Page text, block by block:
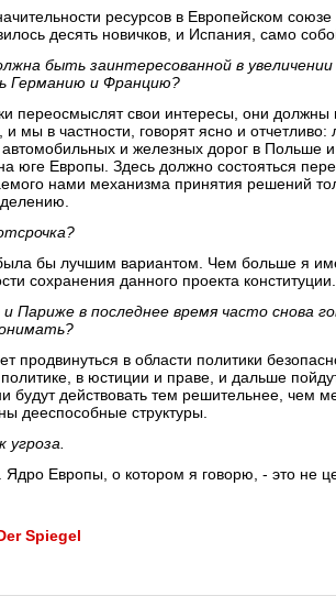
ресурсов в Европейском
десять новичков, и Испания, само
быть заинтересованной в
Германию и Францию?
переосмыслят свои интересы, они должны
мы в частности, говорят ясно и
и железных дорог в Польше
юге Европы. Здесь должно состояться
нами механизма принятия решений
бы лучшим вариантом. Чем больше я
сохранения данного проекта конституции.
Париже в последнее время часто снова
продвинуться в области политики
в юстиции и праве, и дальше
будут действовать тем решительнее, чем
дееспособные структуры.
угроза.
Ядро Европы, о котором я говорю, - это не
Spiegel